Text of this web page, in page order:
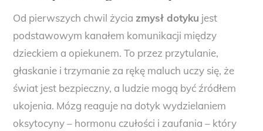
Od pierwszych chwil życia zmysł dotyku jest
podstawowym kanałem komunikacji między
dzieckiem a opiekunem. To przez przytulanie,
głaskanie i trzymanie za rękę maluch uczy się, że
świat jest bezpieczny, a ludzie mogą być źródłem
ukojenia. Mózg reaguje na dotyk wydzielaniem
oksytocyny – hormonu czułości i zaufania – który